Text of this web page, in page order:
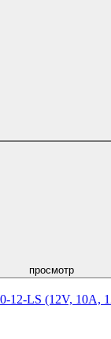
просмотр
12-LS (12V, 10A,